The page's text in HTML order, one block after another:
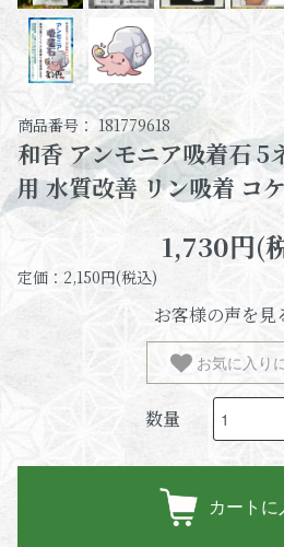
商品番号： 181779618
和香 アンモニア吸着石 5
用 水質改善 リン吸着 コ
1,730円(
定価：2,150円(税込)
お客様の声を見
お気に入り
数量
カートに